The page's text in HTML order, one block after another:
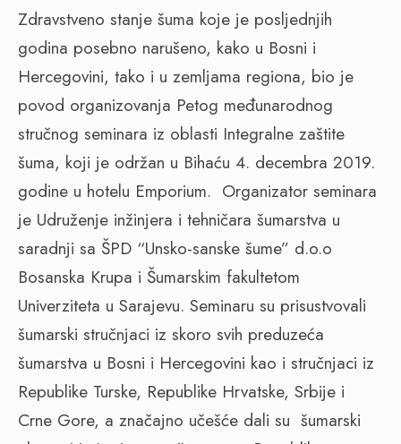
Zdravstveno stanje šuma koje je posljednjih
godina posebno narušeno, kako u Bosni i
Hercegovini, tako i u zemljama regiona, bio je
povod organizovanja Petog međunarodnog
stručnog seminara iz oblasti Integralne zaštite
šuma, koji je održan u Bihaću 4. decembra 2019.
godine u hotelu Emporium. Organizator seminara
je Udruženje inžinjera i tehničara šumarstva u
saradnji sa ŠPD “Unsko-sanske šume” d.o.o
Bosanska Krupa i Šumarskim fakultetom
Univerziteta u Sarajevu. Seminaru su prisustvovali
šumarski stručnjaci iz skoro svih preduzeća
šumarstva u Bosni i Hercegovini kao i stručnjaci iz
Republike Turske, Republike Hrvatske, Srbije i
Crne Gore, a značajno učešće dali su šumarski